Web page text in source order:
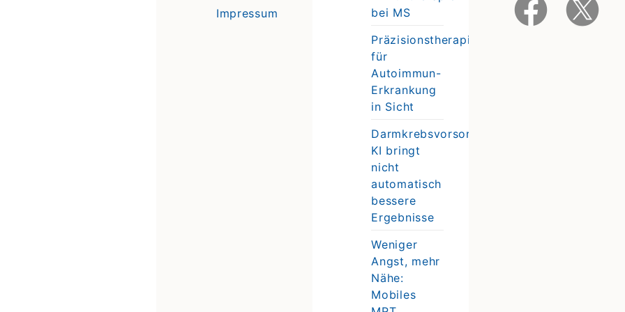
Impressum
bei MS
Präzisionstherapie
für
Autoimmun-
Erkrankung
in Sicht
Darmkrebsvorsorge:
KI bringt
nicht
automatisch
bessere
Ergebnisse
Weniger
Angst, mehr
Nähe:
Mobiles